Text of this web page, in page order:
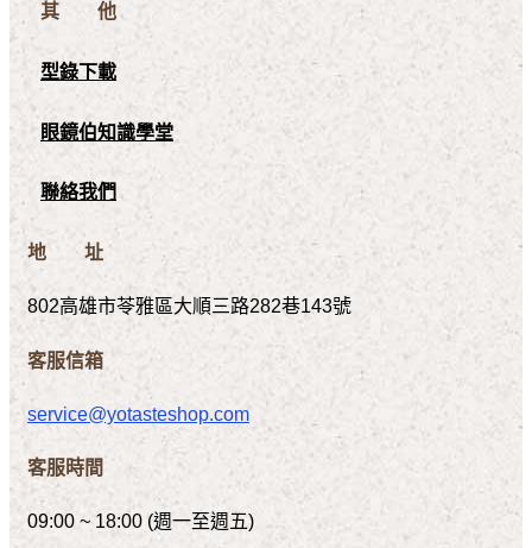
其 他
型錄下載
眼鏡伯知識學堂
聯絡我們
地 址
802高雄市苓雅區大順三路282巷143號
客服信箱
service@yotasteshop.com
客服時間
09:00 ~ 18:00 (週一至週五)